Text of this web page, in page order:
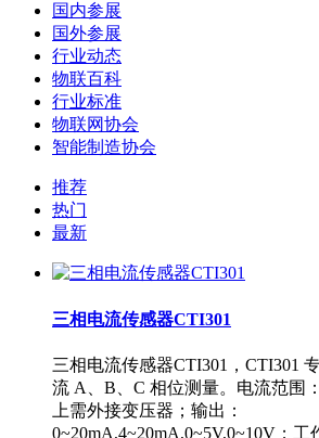
国内参展
国外参展
行业动态
物联百科
行业标准
物联网协会
智能制造协会
推荐
热门
最新
三相电流传感器CTI301
三相电流传感器CTI301，CTI301
流 A、B、C 相位测量。电流范围
上需外接变压器；输出：
0~20mA,4~20mA,0~5V,0~10V；